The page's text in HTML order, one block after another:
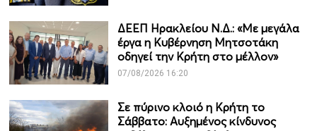
ΔΕΕΠ Ηρακλείου Ν.Δ.: «Με μεγάλα
έργα η Κυβέρνηση Μητσοτάκη
οδηγεί την Κρήτη στο μέλλον»
07/08/2026 16:20
Σε πύρινο κλοιό η Κρήτη το
Σάββατο: Αυξημένος κίνδυνος